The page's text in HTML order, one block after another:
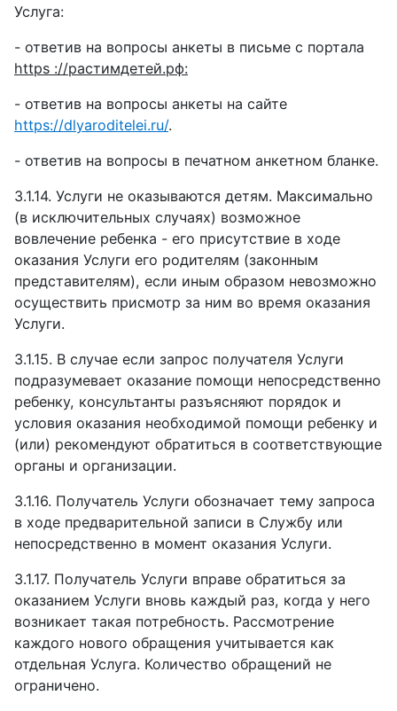
Услуга:
- ответив на вопросы анкеты в письме с портала
https ://растимдетей.рф:
- ответив на вопросы анкеты на сайте
https://dlyaroditelei.ru/.
- ответив на вопросы в печатном анкетном бланке.
3.1.14. Услуги не оказываются детям. Максимально
(в исключительных случаях) возможное
вовлечение ребенка - его присутствие в ходе
оказания Услуги его родителям (законным
представителям), если иным образом невозможно
осуществить присмотр за ним во время оказания
Услуги.
3.1.15. В случае если запрос получателя Услуги
подразумевает оказание помощи непосредственно
ребенку, консультанты разъясняют порядок и
условия оказания необходимой помощи ребенку и
(или) рекомендуют обратиться в соответствующие
органы и организации.
3.1.16. Получатель Услуги обозначает тему запроса
в ходе предварительной записи в Службу или
непосредственно в момент оказания Услуги.
3.1.17. Получатель Услуги вправе обратиться за
оказанием Услуги вновь каждый раз, когда у него
возникает такая потребность. Рассмотрение
каждого нового обращения учитывается как
отдельная Услуга. Количество обращений не
ограничено.